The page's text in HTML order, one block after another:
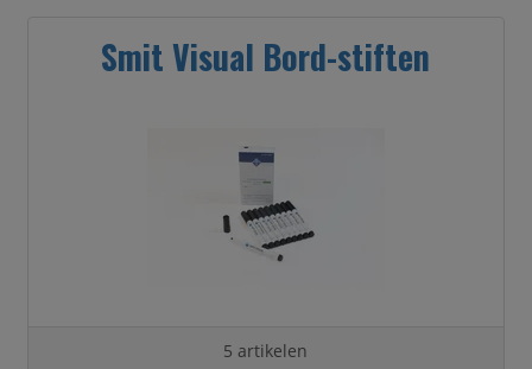
Smit Visual Bord-stiften
5 artikelen